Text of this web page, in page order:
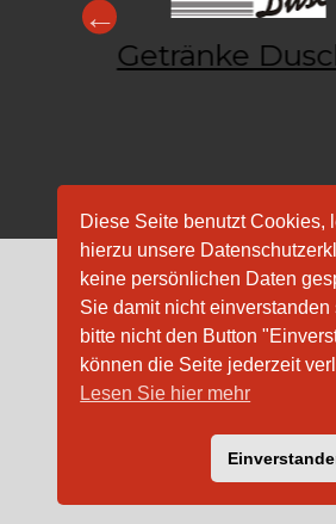
Getränke
(c) 2020 byJana Winkel
Diese Seite benutzt Cookies,
hierzu unsere
keine persönlichen Daten
Sie damit nicht
bitte nicht den Button
können die Seite jederzeit
Lesen Sie hier mehr